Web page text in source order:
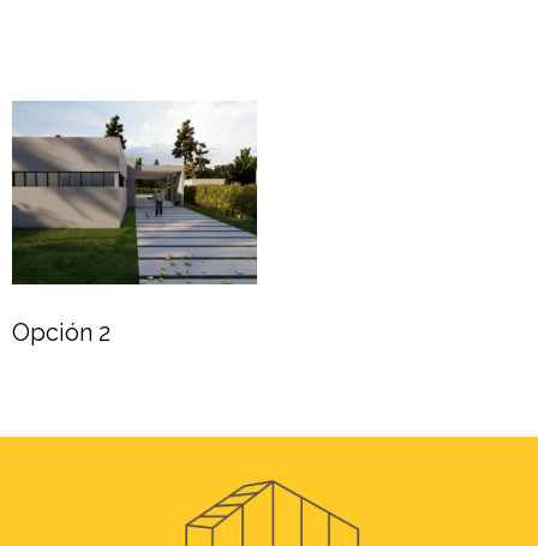
Opción 2